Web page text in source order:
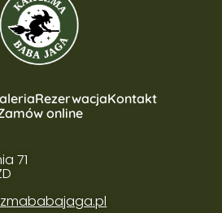
RezerwacjaKontakt
online
71